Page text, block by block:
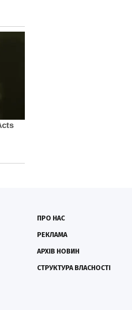
ПРО НАС
РЕКЛАМА
АРХІВ НОВИН
СТРУКТУРА ВЛАСНОСТІ